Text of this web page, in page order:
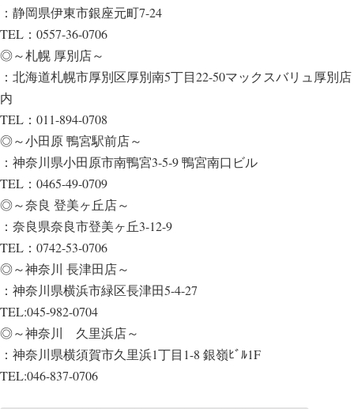
：静岡県伊東市銀座元町7-24
TEL：0557-36-0706
◎～札幌 厚別店～
：北海道札幌市厚別区厚別南5丁目22-50マックスバリュ厚別店
内
TEL：011-894-0708
◎～小田原 鴨宮駅前店～
：神奈川県小田原市南鴨宮3-5-9 鴨宮南口ビル
TEL：0465-49-0709
◎～奈良 登美ヶ丘店～
：奈良県奈良市登美ヶ丘3-12-9
TEL：0742-53-0706
◎～神奈川 長津田店～
：神奈川県横浜市緑区長津田5-4-27
TEL:045-982-0704
◎～神奈川 久里浜店～
：神奈川県横須賀市久里浜1丁目1-8 銀嶺ﾋﾞﾙ1F
TEL:046-837-0706